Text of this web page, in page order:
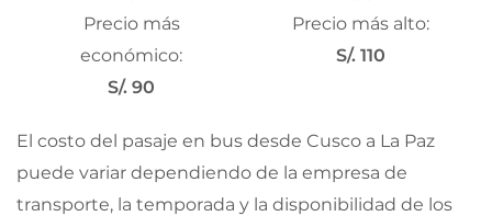
Precio más
económico:
S/. 90
Precio más alto:
S/. 110
El costo del pasaje en bus desde Cusco a La Paz
puede variar dependiendo de la empresa de
transporte, la temporada y la disponibilidad de los